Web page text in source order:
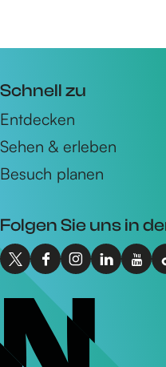
Schnell zu
Entdecken
Sehen & erleben
Besuch planen
Folgen Sie uns in
X
F
a
e
I
L
e
Y